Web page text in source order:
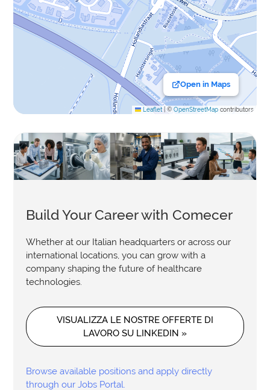
Leaflet © OpenStreetMapcontributors
Open in Maps
Build Your Career with Comecer
Whether at our Italian headquarters or across our
international locations, you can grow with a
company shaping the future of healthcare
technologies.
VISUALIZZA LE NOSTRE OFFERTE DI
LAVORO SU LINKEDIN »
Browse available positions and apply directly
through our Jobs Portal.